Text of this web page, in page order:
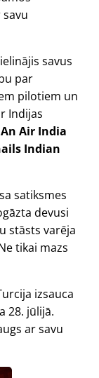
savus
par
pilotiem un
Indijas
An Air India
Indian
satiksmes
devusi
stāsts varēja
tikai mazs
izsauca
28. jūlijā.
ar savu